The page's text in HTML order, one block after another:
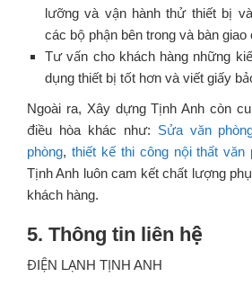
lưỡng và vận hành thử thiết bị
các bộ phận bên trong và bàn giao
Tư vấn cho khách hàng những
dụng thiết bị tốt hơn và viết giấy
Ngoài ra, Xây dựng Tịnh Anh còn
điều hòa khác như: Sửa văn
phòng, thiết kế thi công nội thất văn
Tịnh Anh luôn cam kết chất lượng
khách hàng.
5. Thông tin liên hệ
ĐIỆN LẠNH TỊNH ANH